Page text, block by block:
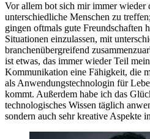
Vor allem bot sich mir immer wieder
unterschiedliche Menschen zu
gingen oftmals gute Freundschaften
Situationen einzulassen, mit
branchenübergreifend
ist etwas, das immer wieder Teil
Kommunikation eine Fähigkeit, die
als Anwendungstechnologin für
kommt. Außerdem habe ich das
technologisches Wissen täglich
sondern auch sehr kreative Aspekte